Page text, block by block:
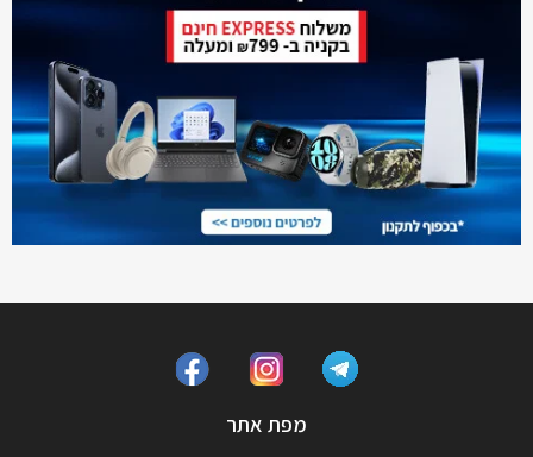
מפת אתר